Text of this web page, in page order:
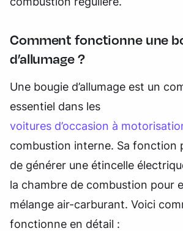
Comment fonctionne une
d’allumage ?
Une bougie d’allumage est un
essentiel dans les
voitures d’occasion à
combustion interne. Sa fonction
de générer une étincelle
la chambre de combustion pour
mélange air-carburant. Voici
fonctionne en détail :